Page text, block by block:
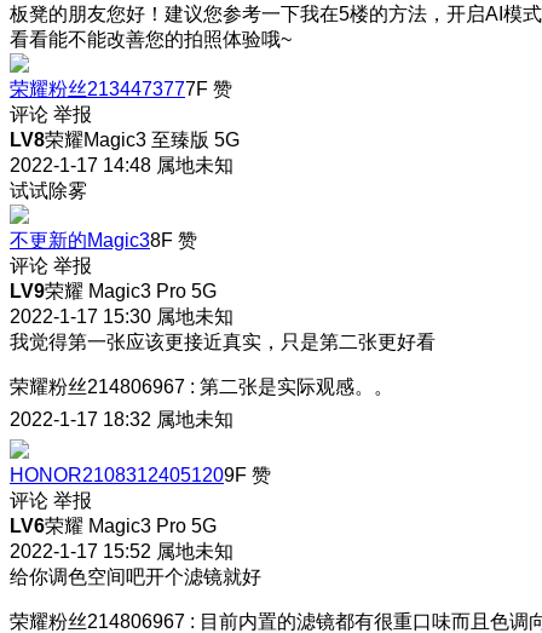
板凳的朋友您好！建议您参考一下我在5楼的方法，开启AI模式
看看能不能改善您的拍照体验哦~
荣耀粉丝2134473777F 赞
评论 举报
LV8荣耀Magic3 至臻版 5G
2022-1-17 14:48 属地未知
试试除雾
不更新的Magic38F 赞
评论 举报
LV9荣耀 Magic3 Pro 5G
2022-1-17 15:30 属地未知
我觉得第一张应该更接近真实，只是第二张更好看
荣耀粉丝214806967 : 第二张是实际观感。。
2022-1-17 18:32 属地未知
HONOR21083124051209F 赞
评论 举报
LV6荣耀 Magic3 Pro 5G
2022-1-17 15:52 属地未知
给你调色空间吧开个滤镜就好
荣耀粉丝214806967 : 目前内置的滤镜都有很重口味而且色调